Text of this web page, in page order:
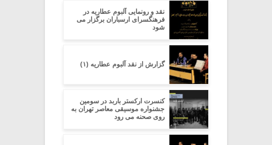
نقد و رونمایی آلبوم عطاریه در
فرهنگسرای ارسباران برگزار می
شود
گزارش از نقد آلبوم عطاریه (۱)
کنسرت ارکستر باربد در سومین
جشنواره موسیقی معاصر تهران به
روی صحنه می رود